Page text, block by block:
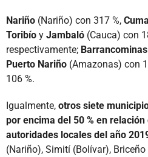
Nariño (Nariño) con 317 %,
Toribío y Jambaló (Cauca) con
respectivamente; Barrancominas
Puerto Nariño (Amazonas) con
106 %.
Igualmente, otros siete
por encima del 50 % en
autoridades locales del año
(Nariño), Simití (Bolívar),